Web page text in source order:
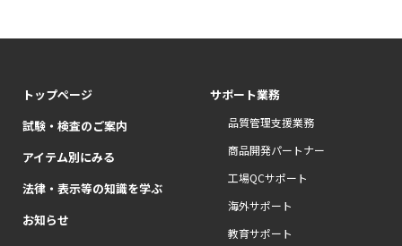
トップページ
試験・検査のご案内
アイテム別にみる
法律・表示等の知識を学ぶ
お知らせ
サポート業務
品質管理支援業務
商品開発パートナー
工場QCサポート
海外サポート
教育サポート